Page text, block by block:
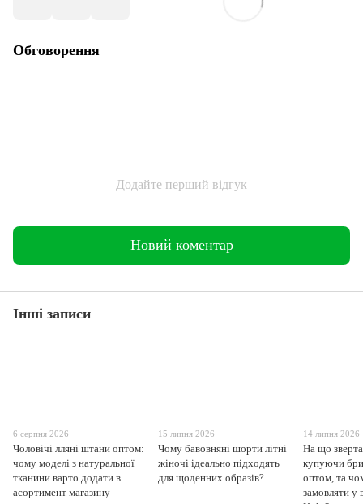
Обговорення
Додайте перший відгук
Новий коментар
Інші записи
6 серпня 2026
Чоловічі лляні штани оптом:
чому моделі з натуральної
тканини варто додати в
асортимент магазину
15 липня 2026
Чому бавовняні шорти літні
жіночі ідеально підходять
для щоденних образів?
14 липня 2026
На що
купуючи
оптом, та
замовляти у